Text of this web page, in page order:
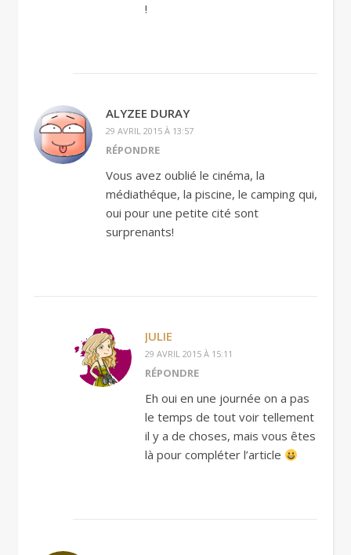
!
ALYZEE DURAY
29 AVRIL 2015 À 13:57
RÉPONDRE
Vous avez oublié le cinéma, la
médiathéque, la piscine, le camping qui,
oui pour une petite cité sont
surprenants!
JULIE
29 AVRIL 2015 À 15:11
RÉPONDRE
Eh oui en une journée on a pas
le temps de tout voir tellement
il y a de choses, mais vous êtes
là pour compléter l’article